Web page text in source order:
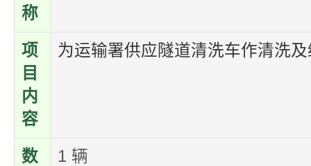
称
项
目
内
容
为运输署供应隧道清洗车作清洗
数
1 辆